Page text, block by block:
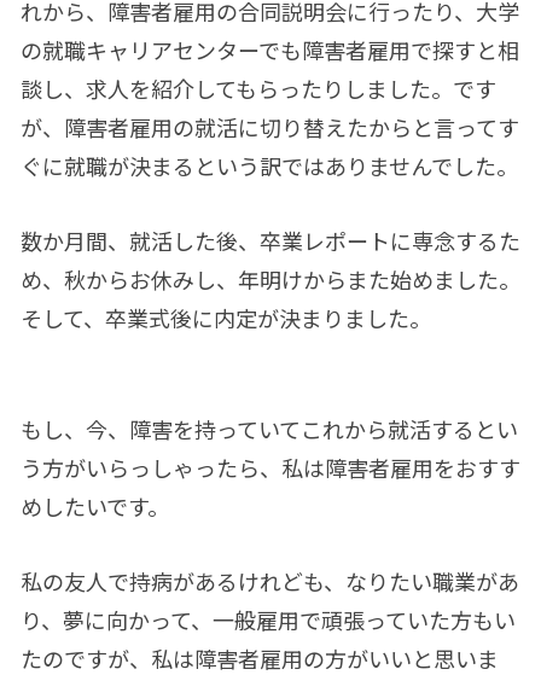
れから、障害者雇用の合同説明会に行ったり、大学
の就職キャリアセンターでも障害者雇用で探すと相
談し、求人を紹介してもらったりしました。です
が、障害者雇用の就活に切り替えたからと言ってす
ぐに就職が決まるという訳ではありませんでした。
数か月間、就活した後、卒業レポートに専念するた
め、秋からお休みし、年明けからまた始めました。
そして、卒業式後に内定が決まりました。
もし、今、障害を持っていてこれから就活するとい
う方がいらっしゃったら、私は障害者雇用をおすす
めしたいです。
私の友人で持病があるけれども、なりたい職業があ
り、夢に向かって、一般雇用で頑張っていた方もい
たのですが、私は障害者雇用の方がいいと思いま